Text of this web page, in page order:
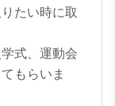
たい時に取
式、運動会
もらいま